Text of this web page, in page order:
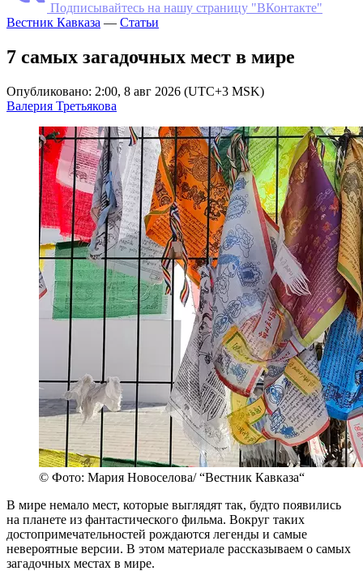
Подписывайтесь на нашу страницу "ВКонтакте"
Вестник Кавказа — Статьи
7 самых загадочных мест в мире
Опубликовано: 2:00, 8 авг 2026 (UTC+3 MSK)
Валерия Третьякова
© Фото: Мария Новоселова/ “Вестник Кавказа“
В мире немало мест, которые выглядят так, будто появились
на планете из фантастического фильма. Вокруг таких
достопримечательностей рождаются легенды и самые
невероятные версии. В этом материале рассказываем о самых
загадочных местах в мире.